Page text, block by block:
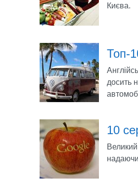
Києва.
Топ-
досить
10